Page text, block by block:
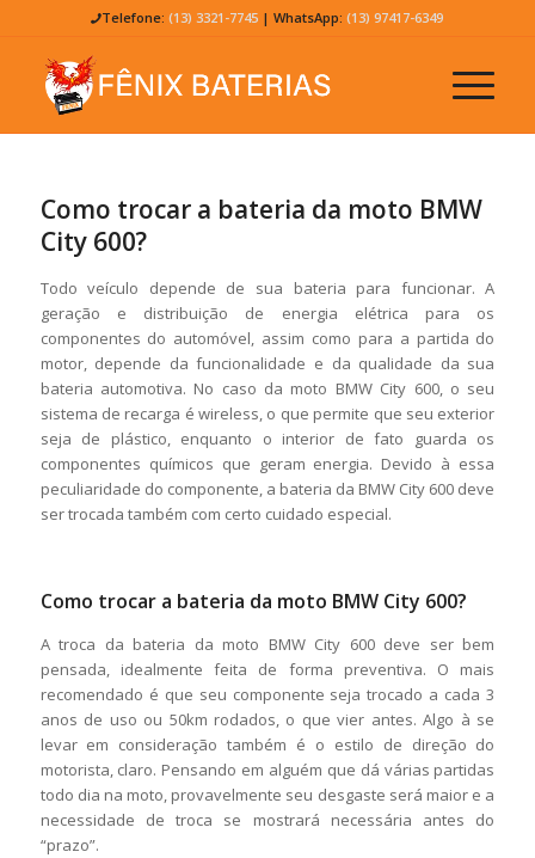
Telefone:(13) 3321-7745 | WhatsApp:(13) 97417-6349
Como trocar a bateria da moto BMW
City 600?
Todo veículo depende de sua bateria para funcionar. A
geração e distribuição de energia elétrica para os
componentes do automóvel, assim como para a partida do
motor, depende da funcionalidade e da qualidade da sua
bateria automotiva. No caso da moto BMW City 600, o seu
sistema de recarga é wireless, o que permite que seu exterior
seja de plástico, enquanto o interior de fato guarda os
componentes químicos que geram energia. Devido à essa
peculiaridade do componente, a bateria da BMW City 600 deve
ser trocada também com certo cuidado especial.
Como trocar a bateria da moto BMW City 600?
A troca da bateria da moto BMW City 600 deve ser bem
pensada, idealmente feita de forma preventiva. O mais
recomendado é que seu componente seja trocado a cada 3
anos de uso ou 50km rodados, o que vier antes. Algo à se
levar em consideração também é o estilo de direção do
motorista, claro. Pensando em alguém que dá várias partidas
todo dia na moto, provavelmente seu desgaste será maior e a
necessidade de troca se mostrará necessária antes do
“prazo”.